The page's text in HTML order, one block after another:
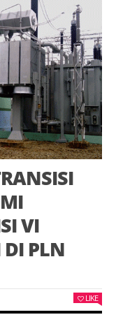
VI
DI PLN
LIKE